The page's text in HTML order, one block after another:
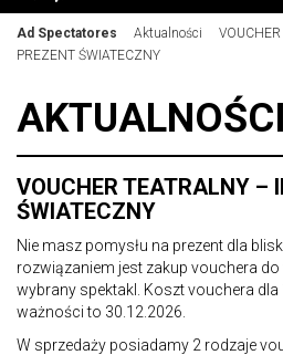
Ad Spectatores Aktualności
PREZENT ŚWIATECZNY
AKTUALNOŚCI
VOUCHER TEATRALNY –
ŚWIATECZNY
Nie masz pomysłu na prezent dla
rozwiązaniem jest zakup vouchera
wybrany spektakl. Koszt vouchera
ważności to 30.12.2026.
W sprzedaży posiadamy 2 rodzaje